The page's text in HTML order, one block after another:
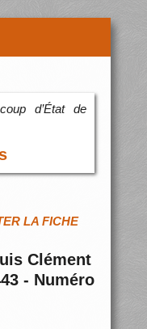
d’État de
LA FICHE
Clément
- Numéro